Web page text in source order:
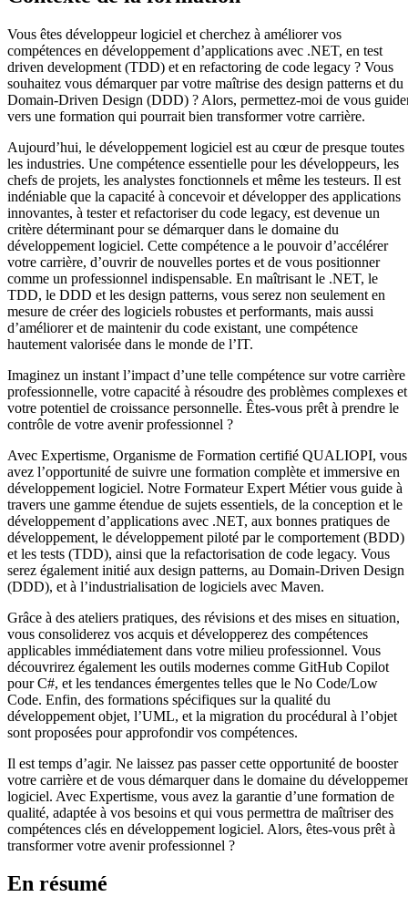
Vous êtes développeur logiciel et cherchez à améliorer vos
compétences en développement d’applications avec .NET, en test
driven development (TDD) et en refactoring de code legacy ? Vous
souhaitez vous démarquer par votre maîtrise des design patterns et du
Domain-Driven Design (DDD) ? Alors, permettez-moi de vous
vers une formation qui pourrait bien transformer votre carrière.
Aujourd’hui, le développement logiciel est au cœur de presque toutes
les industries. Une compétence essentielle pour les développeurs, les
chefs de projets, les analystes fonctionnels et même les testeurs. Il est
indéniable que la capacité à concevoir et développer des applications
innovantes, à tester et refactoriser du code legacy, est devenue un
critère déterminant pour se démarquer dans le domaine du
développement logiciel. Cette compétence a le pouvoir d’accélérer
votre carrière, d’ouvrir de nouvelles portes et de vous positionner
comme un professionnel indispensable. En maîtrisant le .NET, le
TDD, le DDD et les design patterns, vous serez non seulement en
mesure de créer des logiciels robustes et performants, mais aussi
d’améliorer et de maintenir du code existant, une compétence
hautement valorisée dans le monde de l’IT.
Imaginez un instant l’impact d’une telle compétence sur votre carrière
professionnelle, votre capacité à résoudre des problèmes complexes et
votre potentiel de croissance personnelle. Êtes-vous prêt à prendre le
contrôle de votre avenir professionnel ?
Avec Expertisme, Organisme de Formation certifié QUALIOPI, vous
avez l’opportunité de suivre une formation complète et immersive en
développement logiciel. Notre Formateur Expert Métier vous guide à
travers une gamme étendue de sujets essentiels, de la conception et le
développement d’applications avec .NET, aux bonnes pratiques de
développement, le développement piloté par le comportement (BDD)
et les tests (TDD), ainsi que la refactorisation de code legacy. Vous
serez également initié aux design patterns, au Domain-Driven Design
(DDD), et à l’industrialisation de logiciels avec Maven.
Grâce à des ateliers pratiques, des révisions et des mises en situation,
vous consoliderez vos acquis et développerez des compétences
applicables immédiatement dans votre milieu professionnel. Vous
découvrirez également les outils modernes comme GitHub Copilot
pour C#, et les tendances émergentes telles que le No Code/Low
Code. Enfin, des formations spécifiques sur la qualité du
développement objet, l’UML, et la migration du procédural à l’objet
sont proposées pour approfondir vos compétences.
Il est temps d’agir. Ne laissez pas passer cette opportunité de booster
votre carrière et de vous démarquer dans le domaine du
logiciel. Avec Expertisme, vous avez la garantie d’une formation de
qualité, adaptée à vos besoins et qui vous permettra de maîtriser des
compétences clés en développement logiciel. Alors, êtes-vous prêt à
transformer votre avenir professionnel ?
En résumé